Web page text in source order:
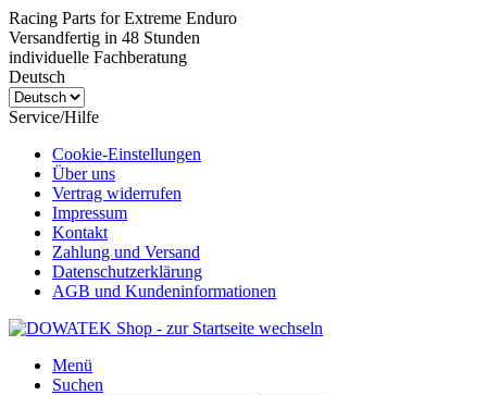
Racing Parts for Extreme Enduro
Versandfertig in 48 Stunden
individuelle Fachberatung
Deutsch
Service/Hilfe
Cookie-Einstellungen
Über uns
Vertrag widerrufen
Impressum
Kontakt
Zahlung und Versand
Datenschutzerklärung
AGB und Kundeninformationen
Menü
Suchen